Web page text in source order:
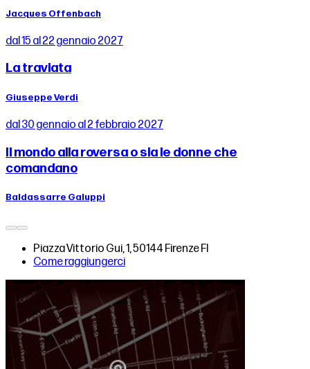
Jacques Offenbach
dal 15 al 22 gennaio 2027
La traviata
Giuseppe Verdi
dal 30 gennaio al 2 febbraio 2027
Il mondo alla roversa o sia le donne che
comandano
Baldassarre Galuppi
Piazza Vittorio Gui, 1, 50144 Firenze FI
Come raggiungerci